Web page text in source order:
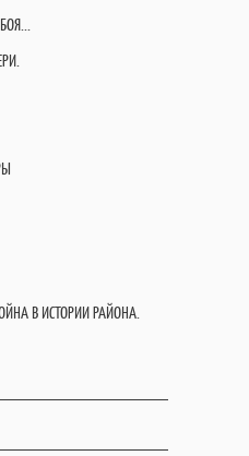
В ИСТОРИИ РАЙОНА.